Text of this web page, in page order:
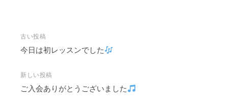
投
稿
ビ
ゲ
古い投稿
今日は初レッスンでした
新しい投稿
ご入会ありがとうございました